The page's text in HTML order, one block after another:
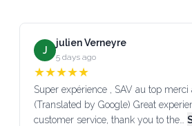
J
julien Verneyre
5 days ago
★★★★★
Super expérience , SAV au top merci
(Translated by Google) Great
customer service, thank you to the…